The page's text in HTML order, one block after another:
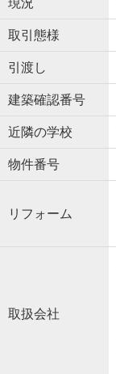
現況
取引態様
引渡し
建築確認番号
近隣の学校
物件番号
リフォーム
取扱会社